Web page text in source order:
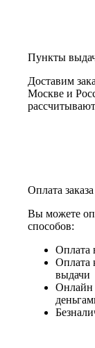
Пункты
Доставим
Москве и
Оплата заказа
Вы можете
способов:
Оплата
Оплата
выдачи
Онлайн